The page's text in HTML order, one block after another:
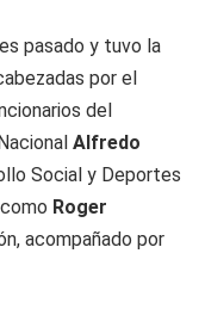
pasado y tuvo la
por el
del
Alfredo
Social y Deportes
Roger
acompañado por